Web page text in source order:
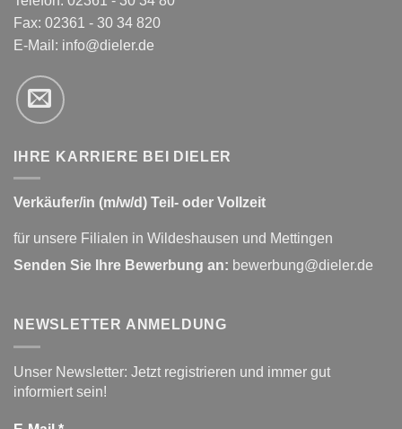
Fax: 02361 - 30 34 820
E-Mail: info@dieler.de
IHRE KARRIERE BEI DIELER
Verkäufer/in (m/w/d) Teil- oder Vollzeit
für unsere Filialen in Wildeshausen und Mettingen
Senden Sie Ihre Bewerbung an: bewerbung@dieler.de
NEWSLETTER ANMELDUNG
Unser Newsletter: Jetzt registrieren und immer gut
informiert sein!